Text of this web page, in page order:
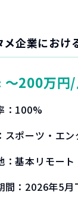
メ企業にお
〜200万円/
100%
スポーツ・エン
：基本リモート
： 2026年5月